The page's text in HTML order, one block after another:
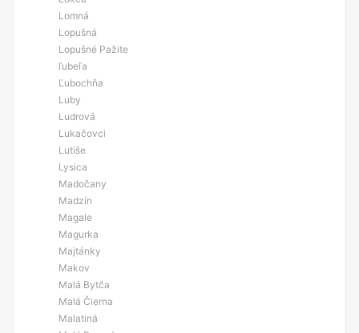
Lomná
Lopušná
Lopušné Pažite
ľubeľa
Ľubochňa
Luby
Ludrová
Lukačovci
Lutiše
Lysica
Madočany
Madzín
Magale
Magurka
Majtánky
Makov
Malá Bytča
Malá Čierna
Malatiná